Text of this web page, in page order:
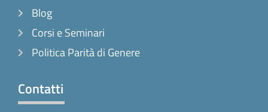
Blog
Corsi e Seminari
Politica Parità di Genere
Contatti